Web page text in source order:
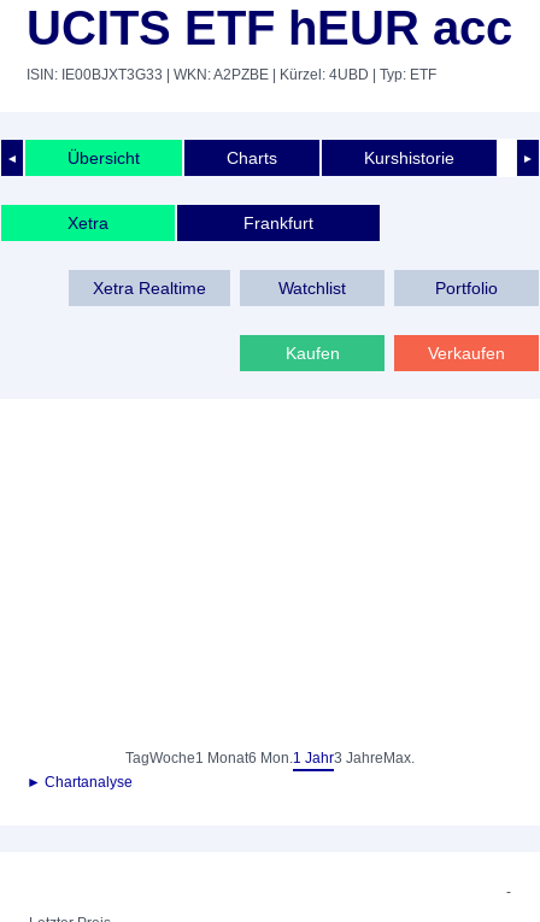
UCITS ETF hEUR acc
ISIN: IE00BJXT3G33 | WKN: A2PZBE | Kürzel: 4UBD | Typ: ETF
◄ ►
Übersicht Charts Kurshistorie
Xetra Frankfurt
Xetra Realtime Watchlist Portfolio
Kaufen Verkaufen
TagWoche1 Monat6 Mon.1 Jahr3 Jahre Max.
► Chartanalyse
-